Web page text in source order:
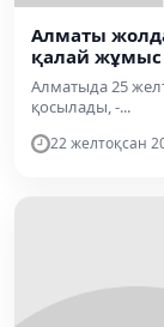
Алматы
қалай жұмыс
Алматыда 25
қосылады, -...
22 желтоқсан